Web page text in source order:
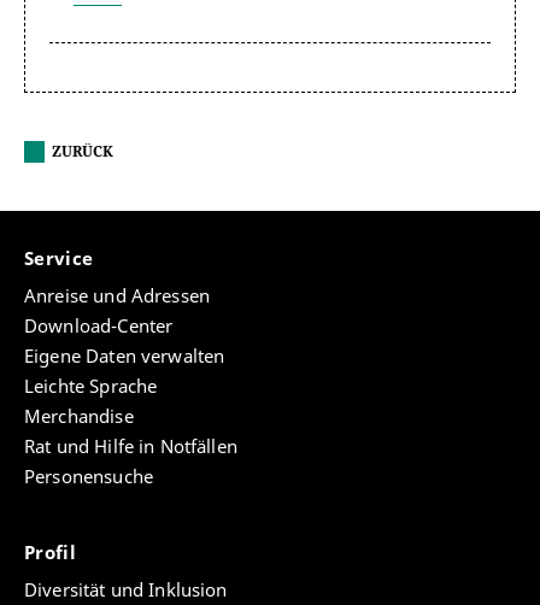
ZURÜCK
Service
Anreise und Adressen
Download-Center
Eigene Daten verwalten
Leichte Sprache
Merchandise
Rat und Hilfe in Notfällen
Personensuche
Profil
Diversität und Inklusion